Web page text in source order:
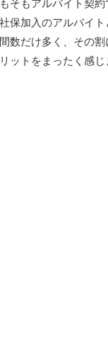
そもアルバイト契
保加入のアルバイト
数だけ多く、その
ットをまったく感じ